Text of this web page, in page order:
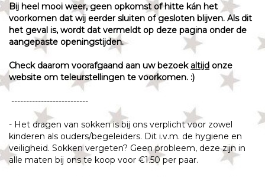
Bij heel mooi weer, geen opkomst of hitte kán het
voorkomen dat wij eerder sluiten of gesloten blijven. Als dit
het geval is, wordt dat vermeldt op deze pagina onder de
aangepaste openingstijden.
Check daarom voorafgaand aan uw bezoek altijd onze
website om teleurstellingen te voorkomen. :)
--------------------------
- Het dragen van sokken is bij ons verplicht voor zowel
kinderen als ouders/begeleiders. Dit i.v.m. de hygiene en
veiligheid. Sokken vergeten? Geen probleem, deze zijn in
alle maten bij ons te koop voor €1.50 per paar.